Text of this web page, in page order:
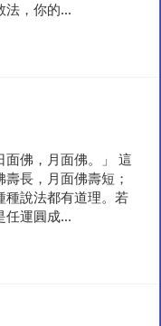
法，你的...
面佛，月面佛。」 這
長，月面佛壽短；
種說法都有道理。若
任運圓成...